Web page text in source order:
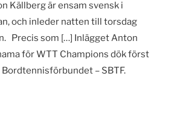
Källberg är ensam svensk i
och inleder natten till torsdag
Precis som […] Inlägget Anton
för WTT Champions dök först
Bordtennisförbundet – SBTF.